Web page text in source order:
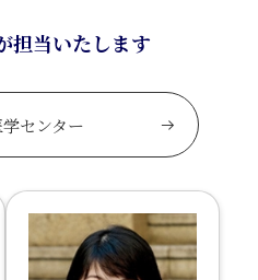
担当いたします
センター